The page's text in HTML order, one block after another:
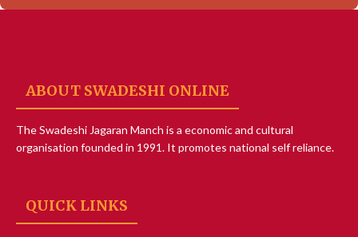
ABOUT SWADESHI ONLINE
The Swadeshi Jagaran Manch is a economic and cultural
organisation founded in 1991. It promotes national self reliance.
QUICK LINKS